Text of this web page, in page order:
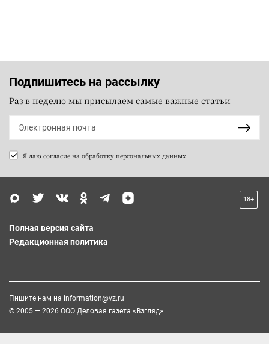
Подпишитесь на рассылку
Раз в неделю мы присылаем самые важные статьи
Я даю согласие на обработку персональных данных
18+
Полная версия сайта
Редакционная политика
Пишите нам на information@vz.ru
© 2005 — 2026 ООО Деловая газета «Взгляд»